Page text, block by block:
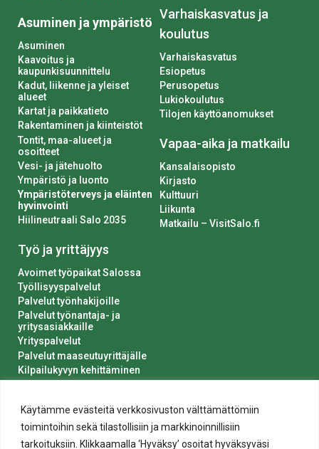
Käytämme evästeitä verkkosivuston välttämättömiin
toimintoihin sekä tilastollisiin ja markkinoinnillisiin
tarkoituksiin. Klikkaamalla ‘Hyväksy’ osoitat hyväksyväsi
Asuminen ja ympäristö
Asuminen
Kaavoitus ja
kaupunkisuunnittelu
Kadut, liikenne ja yleiset
alueet
Kartat ja paikkatieto
Rakentaminen ja kiinteistöt
Tontit, maa-alueet ja
osoitteet
Vesi- ja jätehuolto
Ympäristö ja luonto
Ympäristöterveys ja eläinten
hyvinvointi
Hiilineutraali Salo 2035
Työ ja yrittäjyys
Avoimet työpaikat Salossa
Työllisyyspalvelut
Palvelut työnhakijoille
Palvelut työnantaja- ja
yritysasiakkaille
Yrityspalvelut
Palvelut maaseutuyrittäjälle
Kilpailukyvyn kehittäminen
Varhaiskasvatus ja
koulutus
Varhaiskasvatus
Esiopetus
Perusopetus
Lukiokoulutus
Tilojen käyttöanomukset
Vapaa-aika ja matkailu
Kansalaisopisto
Kirjasto
Kulttuuri
Liikunta
Matkailu – VisitSalo.fi